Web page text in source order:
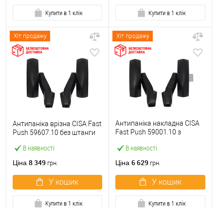
Купити в 1 клік Купити в 1 клік
Хіт продажу
В наявності
Антипаніка врізна CISA Fast
Push 59607.10 без штанги
Ціна 8 349 грн.
У кошик
Купити в 1 клік
Хіт продажу
В наявності
Антипаніка накладна CISA
Fast Push 59001.10 з
Ціна 6 629 грн.
У кошик
Купити в 1 клік